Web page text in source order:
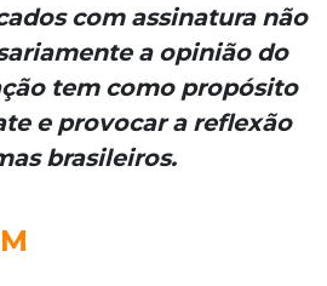
com assinatura não
a opinião do
tem como propósito
e provocar a reflexão
brasileiros.